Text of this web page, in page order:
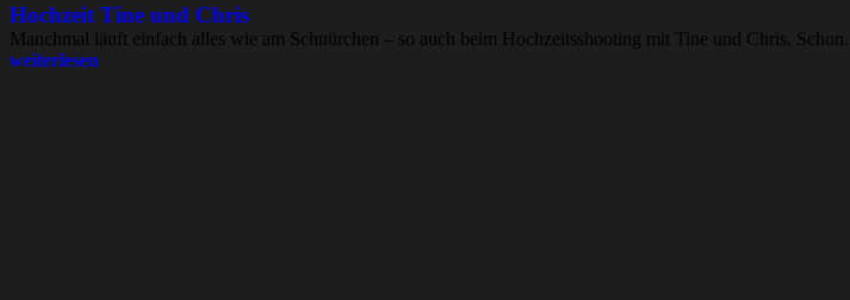
Hochzeit Tine und Chris
Manchmal läuft einfach alles wie am Schnürchen – so auch beim Hochzeitsshooting mit Tine und Chris. Schon...
weiterlesen